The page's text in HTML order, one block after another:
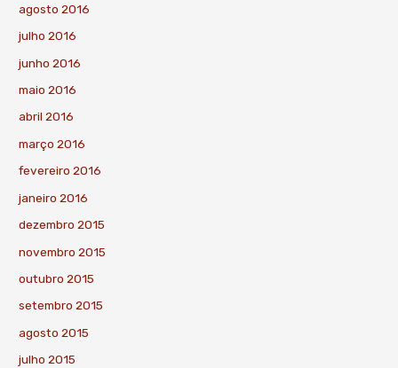
agosto 2016
julho 2016
junho 2016
maio 2016
abril 2016
março 2016
fevereiro 2016
janeiro 2016
dezembro 2015
novembro 2015
outubro 2015
setembro 2015
agosto 2015
julho 2015